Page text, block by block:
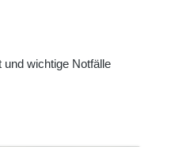
und wichtige Notfälle